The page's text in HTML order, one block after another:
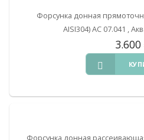
Форсунка донная
AISI304) АС 07.041 ,
3.600
Форсунка донная